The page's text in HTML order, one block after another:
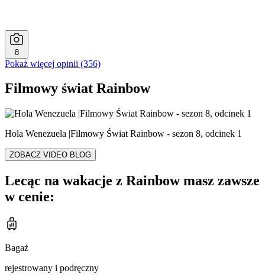
8
Pokaż więcej opinii (356)
Filmowy świat Rainbow
Hola Wenezuela |Filmowy Świat Rainbow - sezon 8, odcinek 1
ZOBACZ VIDEO BLOG
Lecąc na wakacje z Rainbow masz zawsze
w cenie:
Bagaż
rejestrowany i podręczny